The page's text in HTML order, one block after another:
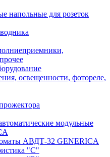
напольные для розеток
освещенности, фотореле,
модульные
АВДТ-32 GENERICA
"С"